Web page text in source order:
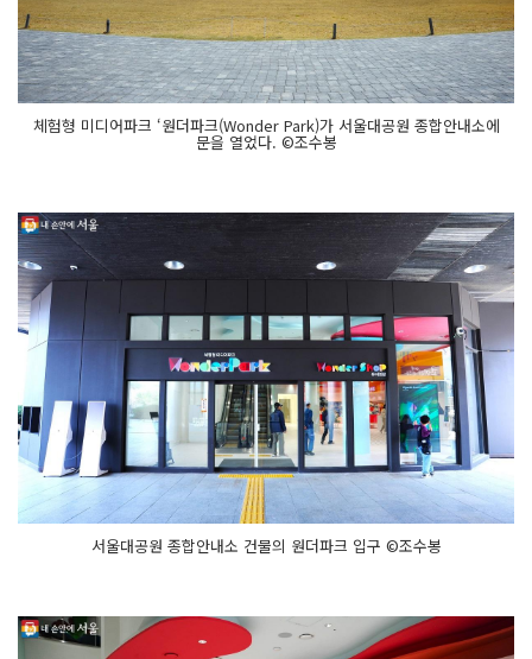
체험형 미디어파크 ‘원더파크(Wonder Park)가 서울대공원 종합안내소에
문을 열었다. ©조수봉
서울대공원 종합안내소 건물의 원더파크 입구 ©조수봉